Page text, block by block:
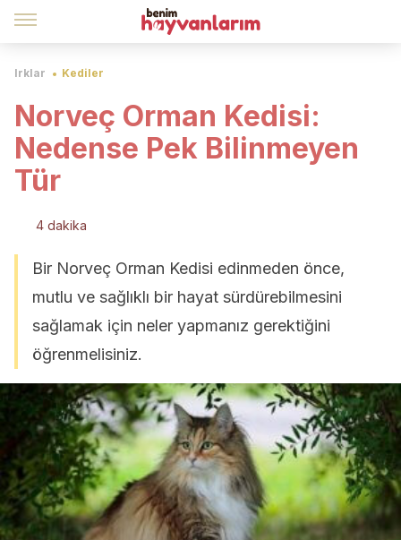
Irklar Kediler
Norveç Orman Kedisi:
Nedense Pek Bilinmeyen
Tür
4 dakika
Bir Norveç Orman Kedisi edinmeden önce,
mutlu ve sağlıklı bir hayat sürdürebilmesini
sağlamak için neler yapmanız gerektiğini
öğrenmelisiniz.